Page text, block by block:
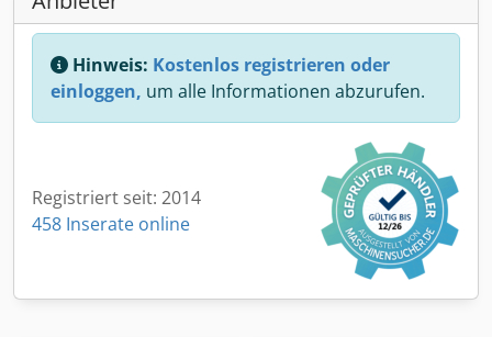
Hinweis: Kostenlos registrieren oder
einloggen, um alle Informationen abzurufen.
Registriert seit: 2014
458 Inserate online